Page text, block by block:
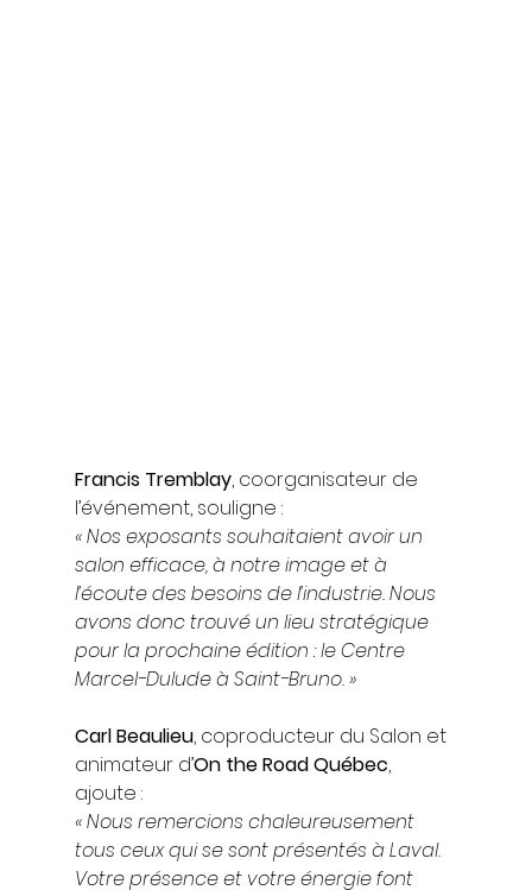
Francis Tremblay, coorganisateur de
l’événement, souligne :
« Nos exposants souhaitaient avoir un
salon efficace, à notre image et à
l’écoute des besoins de l’industrie. Nous
avons donc trouvé un lieu stratégique
pour la prochaine édition : le Centre
Marcel-Dulude à Saint-Bruno. »
Carl Beaulieu, coproducteur du Salon et
animateur d’On the Road Québec,
ajoute :
« Nous remercions chaleureusement
tous ceux qui se sont présentés à Laval.
Votre présence et votre énergie font